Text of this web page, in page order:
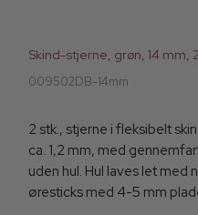
Skind-stjerne, grøn, 14 mm,
009502DB-14mm
2 stk., stjerne i fleksibelt
ca. 1,2 mm, med
uden hul. Hul laves let med
øresticks med 4-5 mm